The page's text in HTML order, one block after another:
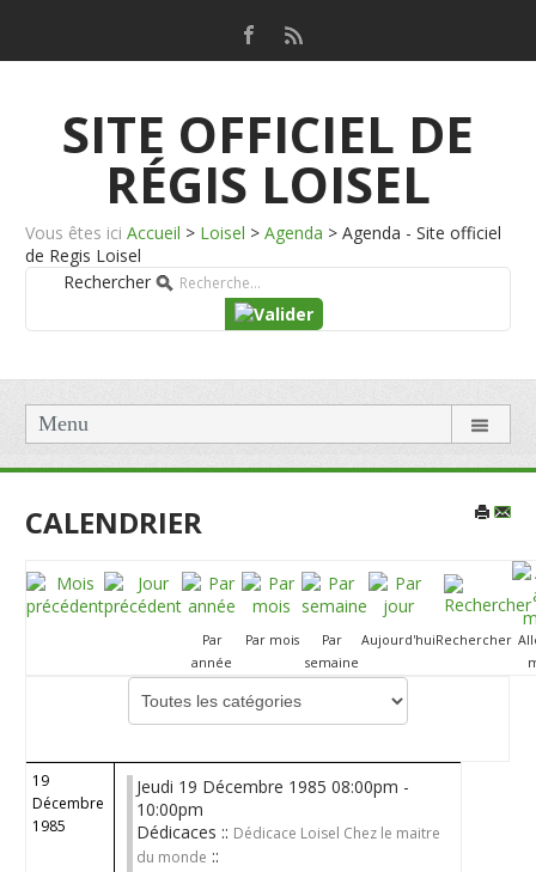
SITE OFFICIEL DE
RÉGIS LOISEL
Vous êtes ici Accueil > Loisel > Agenda > Agenda - Site officiel
de Regis Loisel
Rechercher
Menu
CALENDRIER
Par
année
Par mois
Par
semaine
Aujourd'huiRechercher
Choisissez une catégorie pour filtrer la liste
19
Décembre
1985
Jeudi 19 Décembre 1985 08:00pm -
10:00pm
Dédicaces :: Dédicace Loisel Chez le maitre
du monde ::